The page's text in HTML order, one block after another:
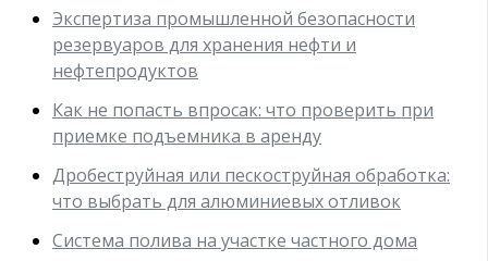
Экспертиза промышленной безопасности
резервуаров для хранения нефти и
нефтепродуктов
Как не попасть впросак: что проверить при
приемке подъемника в аренду
Дробеструйная или пескоструйная обработка:
что выбрать для алюминиевых отливок
Система полива на участке частного дома